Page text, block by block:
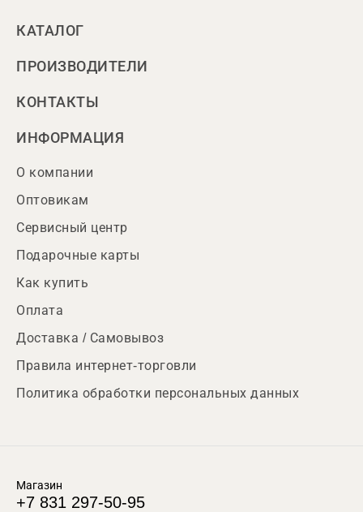
КАТАЛОГ
ПРОИЗВОДИТЕЛИ
КОНТАКТЫ
ИНФОРМАЦИЯ
О компании
Оптовикам
Сервисный центр
Подарочные карты
Как купить
Оплата
Доставка / Самовывоз
Правила интернет-торговли
Политика обработки персональных данных
Магазин
+7 831 297-50-95